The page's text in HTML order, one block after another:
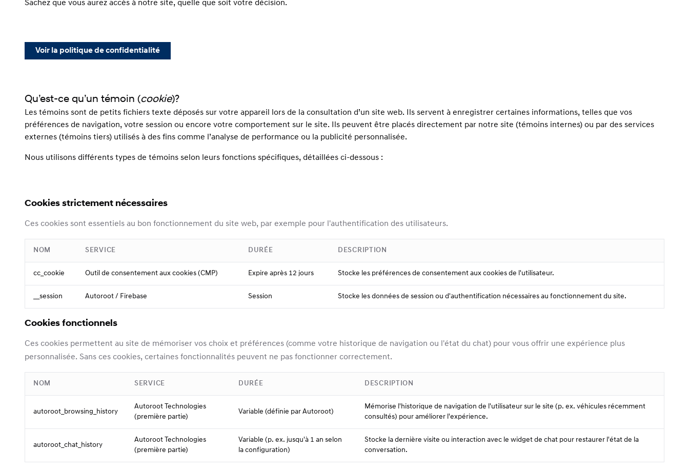
Sachez que vous aurez accès à notre site, quelle que soit votre décision.
Voir la politique de confidentialité
Qu’est-ce qu’un témoin (cookie)?
Les témoins sont de petits fichiers texte déposés sur votre appareil lors de la consultation d’un site web. Ils servent à enregistrer certaines informations, telles que vos
préférences de navigation, votre session ou encore votre comportement sur le site. Ils peuvent être placés directement par notre site (témoins internes) ou par des services
externes (témoins tiers) utilisés à des fins comme l’analyse de performance ou la publicité personnalisée.
Nous utilisons différents types de témoins selon leurs fonctions spécifiques, détaillées ci-dessous :
Cookies strictement nécessaires
Ces cookies sont essentiels au bon fonctionnement du site web, par exemple pour l'authentification des utilisateurs.
NOM SERVICE DURÉE DESCRIPTION
cc_cookie Outil de consentement aux cookies (CMP) Expire après 12 jours Stocke les préférences de consentement aux cookies de l'utilisateur.
__session Autoroot / Firebase Session Stocke les données de session ou d'authentification nécessaires au fonctionnement du site.
Cookies fonctionnels
Ces cookies permettent au site de mémoriser vos choix et préférences (comme votre historique de navigation ou l'état du chat) pour vous offrir une expérience plus
personnalisée. Sans ces cookies, certaines fonctionnalités peuvent ne pas fonctionner correctement.
NOM SERVICE DURÉE DESCRIPTION
autoroot_browsing_history
Autoroot Technologies
(première partie)
Variable (définie par Autoroot)
Mémorise l'historique de navigation de l'utilisateur sur le site (p. ex. véhicules récemment
consultés) pour améliorer l'expérience.
autoroot_chat_history
Autoroot Technologies
(première partie)
Variable (p. ex. jusqu'à 1 an selon
la configuration)
Stocke la dernière visite ou interaction avec le widget de chat pour restaurer l'état de la
conversation.